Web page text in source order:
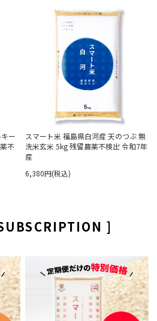
ー
不
スマート米 福島県白河産 天のつぶ 無
洗米玄米 5kg 残留農薬不検出 令和7年
産
6,380円(税込)
]